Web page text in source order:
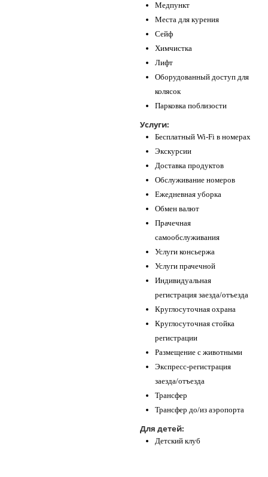
Медпункт
Места для курения
Сейф
Химчистка
Лифт
Оборудованный доступ для
колясок
Парковка поблизости
Услуги:
Бесплатный Wi-Fi в номерах
Экскурсии
Доставка продуктов
Обслуживание номеров
Ежедневная уборка
Обмен валют
Прачечная
самообслуживания
Услуги консьержа
Услуги прачечной
Индивидуальная
регистрация заезда/отъезда
Круглосуточная охрана
Круглосуточная стойка
регистрации
Размещение с животными
Экспресс-регистрация
заезда/отъезда
Трансфер
Трансфер до/из аэропорта
Для детей:
Детский клуб